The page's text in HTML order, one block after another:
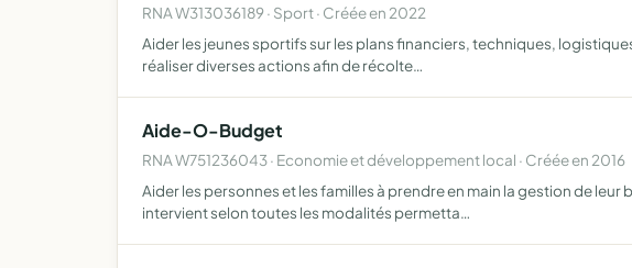
RNA W313036189 · Sport · Créée en 2022
Aider les jeunes sportifs sur les plans financiers, techniques,
réaliser diverses actions afin de récolte…
Aide-O-Budget
RNA W751236043 · Economie et développement local · Créée en 2016
Aider les personnes et les familles à prendre en main la gestion de
intervient selon toutes les modalités permetta…